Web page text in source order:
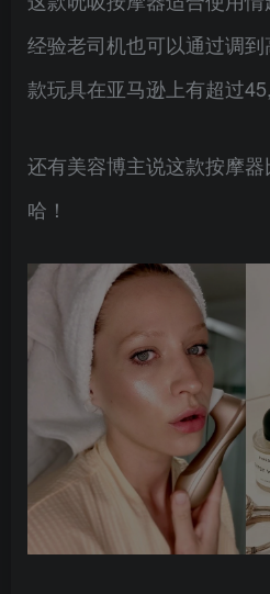
经验老司机也可以通过调
款玩具在亚马逊上有超过
还有美容博主说这款按摩
哈！